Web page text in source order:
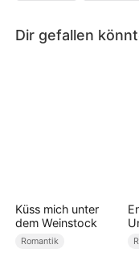
Dir gefallen
Küss mich unter
dem Weinstock
Romantik